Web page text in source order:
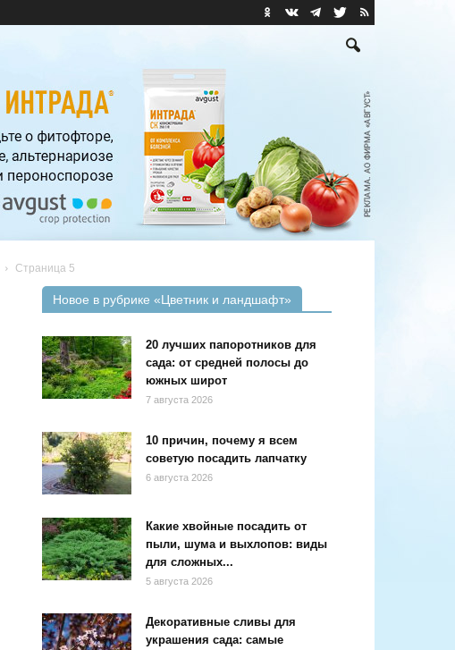
Страница 5
Новое в рубрике «Цветник и ландшафт»
20 лучших папоротников для
сада: от средней полосы до
южных широт
7 августа 2026
10 причин, почему я всем
советую посадить лапчатку
6 августа 2026
Какие хвойные посадить от
пыли, шума и выхлопов: виды
для сложных...
5 августа 2026
Декоративные сливы для
украшения сада: самые